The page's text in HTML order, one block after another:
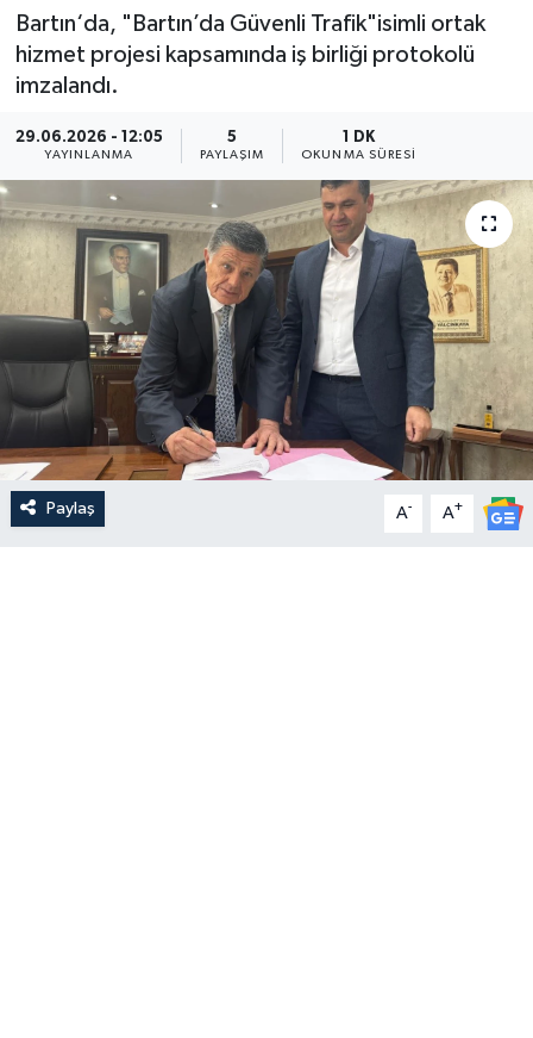
Bartın‘da, "Bartın’da Güvenli Trafik"isimli ortak
hizmet projesi kapsamında iş birliği protokolü
imzalandı.
29.06.2026 - 12:05
YAYINLANMA
5
PAYLAŞIM
1 DK
OKUNMA SÜRESI
Paylaş A- A+
Sağlık
Sinema
Siyaset
Spor
Tarım
Turizm
Yaşam